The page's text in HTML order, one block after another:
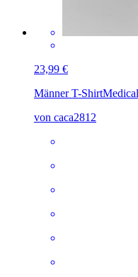
23,99 €
Männer T-Shirt
von caca2812